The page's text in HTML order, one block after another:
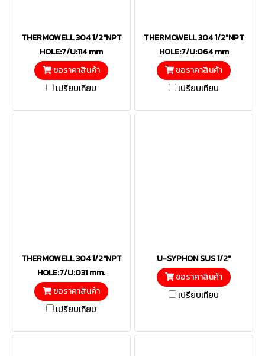
THERMOWELL 304 1/2"NPT
HOLE:7/U:114 mm
ขอราคาสินค้า
เปรียบเทียบ
THERMOWELL 304 1/2"NPT
HOLE:7/U:064 mm
ขอราคาสินค้า
เปรียบเทียบ
THERMOWELL 304 1/2"NPT
HOLE:7/U:031 mm.
ขอราคาสินค้า
เปรียบเทียบ
U-SYPHON SUS 1/2"
ขอราคาสินค้า
เปรียบเทียบ